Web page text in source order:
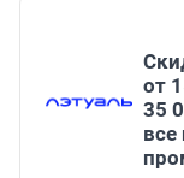
от
35